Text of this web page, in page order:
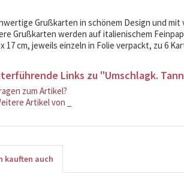
Grußkarten in schönem Design und
Grußkarten werden auf italienischem
x 17 cm, jeweils einzeln in Folie verpackt, zu 6
Links zu "Umschlagk.
zum Artikel?
Artikel von _
kauften auch